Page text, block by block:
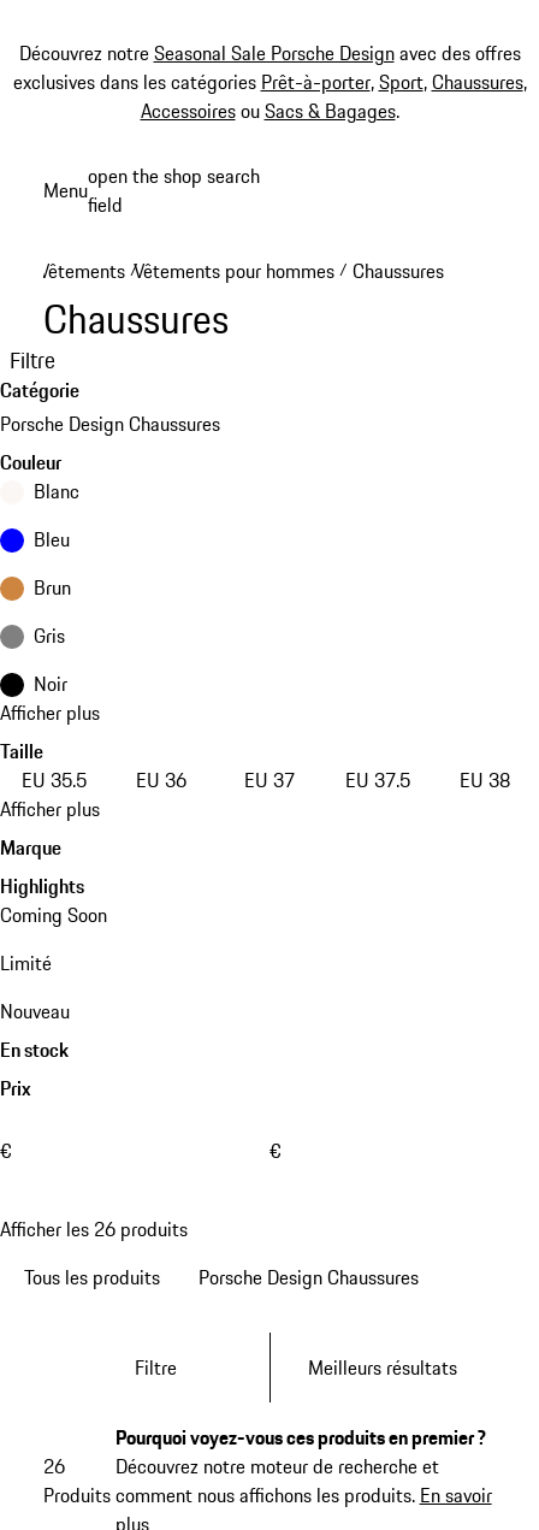
Découvrez notreSeasonal Sale Porsche Designavec des offres
exclusives dans les catégories Prêt-à-porter,Sport,Chaussures,
AccessoiresouSacs & Bagages.
Menuopen the shop search
field
Vêtements /Vêtements pour hommes / Chaussures
Chaussures
Filtre
Catégorie
Porsche Design Chaussures
Couleur
Blanc
Bleu
Brun
Gris
Noir
Afficher plus
Taille
EU 35.5
EU 36 EU 37 EU 37.5
EU 38
Afficher plus
Marque
Highlights
Coming Soon
Limité
Nouveau
En stock
Prix
€ €
Afficher les 26 produits
Tous les produits
Porsche Design Chaussures
Filtre Meilleurs résultats
26
Produits
Pourquoi voyez-vous ces produits en premier ?
Découvrez notre moteur de recherche et
comment nous affichons les produits. En savoir